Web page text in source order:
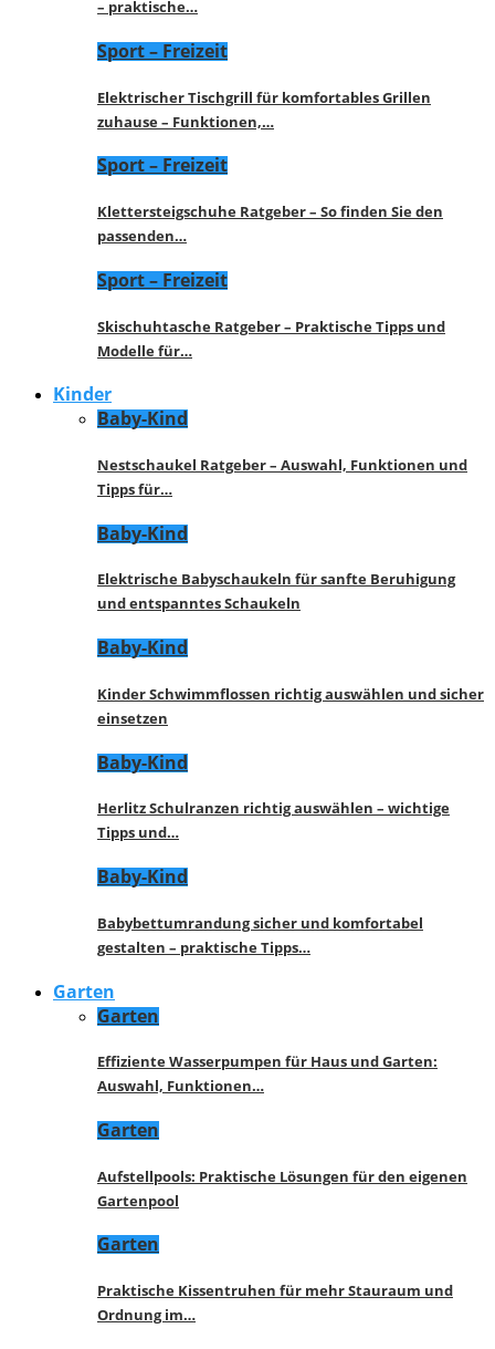
– praktische…
Sport – Freizeit
Elektrischer Tischgrill für komfortables Grillen
zuhause – Funktionen,…
Sport – Freizeit
Klettersteigschuhe Ratgeber – So finden Sie den
passenden…
Sport – Freizeit
Skischuhtasche Ratgeber – Praktische Tipps und
Modelle für…
Kinder
Baby-Kind
Nestschaukel Ratgeber – Auswahl, Funktionen und
Tipps für…
Baby-Kind
Elektrische Babyschaukeln für sanfte Beruhigung
und entspanntes Schaukeln
Baby-Kind
Kinder Schwimmflossen richtig auswählen und sicher
einsetzen
Baby-Kind
Herlitz Schulranzen richtig auswählen – wichtige
Tipps und…
Baby-Kind
Babybettumrandung sicher und komfortabel
gestalten – praktische Tipps…
Garten
Garten
Effiziente Wasserpumpen für Haus und Garten:
Auswahl, Funktionen…
Garten
Aufstellpools: Praktische Lösungen für den eigenen
Gartenpool
Garten
Praktische Kissentruhen für mehr Stauraum und
Ordnung im…